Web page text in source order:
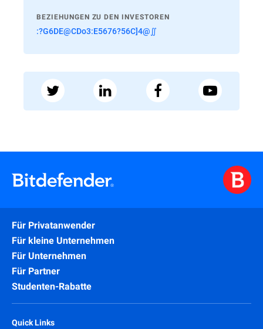
BEZIEHUNGEN ZU DEN INVESTOREN
:?G6DE@CDo3:E5676?56C]4@∬
Für Privatanwender
Für kleine Unternehmen
Für Unternehmen
Für Partner
Studenten-Rabatte
Quick Links